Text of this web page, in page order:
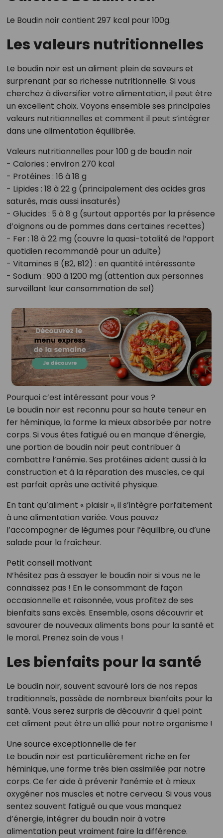
Le Boudin noir contient 297 kcal pour 100g.
Les valeurs nutritionnelles
Le boudin noir est un aliment plein de saveurs et
surprenant par sa richesse nutritionnelle. Si vous
cherchez à diversifier votre alimentation, il peut être
un excellent choix. Voyons ensemble ses principales
valeurs nutritionnelles et comment il peut s’intégrer
dans une alimentation équilibrée.
Valeurs nutritionnelles pour 100 g de boudin noir
- Calories : environ 270 kcal
- Protéines : 16 à 18 g
- Lipides : 18 à 22 g (principalement des acides gras
saturés, mais aussi insaturés)
- Glucides : 5 à 8 g (surtout apportés par la présence
d’oignons ou de pommes dans certaines recettes)
- Fer : 18 à 22 mg (couvre la quasi-totalité de l’apport
quotidien recommandé pour un adulte)
- Vitamines B (B2, B12) : en quantité intéressante
- Sodium : 900 à 1200 mg (attention aux personnes
surveillant leur consommation de sel)
Pourquoi c’est intéressant pour vous ?
Le boudin noir est reconnu pour sa haute teneur en
fer héminique, la forme la mieux absorbée par notre
corps. Si vous êtes fatigué ou en manque d’énergie,
une portion de boudin noir peut contribuer à
combattre l’anémie. Ses protéines aident aussi à la
construction et à la réparation des muscles, ce qui
est parfait après une activité physique.
En tant qu’aliment « plaisir », il s’intègre parfaitement
à une alimentation variée. Vous pouvez
l’accompagner de légumes pour l’équilibre, ou d’une
salade pour la fraîcheur.
Petit conseil motivant
N’hésitez pas à essayer le boudin noir si vous ne le
connaissez pas ! En le consommant de façon
occasionnelle et raisonnée, vous profitez de ses
bienfaits sans excès. Ensemble, osons découvrir et
savourer de nouveaux aliments bons pour la santé et
le moral. Prenez soin de vous !
Les bienfaits pour la santé
Le boudin noir, souvent savouré lors de nos repas
traditionnels, possède de nombreux bienfaits pour la
santé. Vous serez surpris de découvrir à quel point
cet aliment peut être un allié pour notre organisme !
Une source exceptionnelle de fer
Le boudin noir est particulièrement riche en fer
héminique, une forme très bien assimilée par notre
corps. Ce fer aide à prévenir l’anémie et à mieux
oxygéner nos muscles et notre cerveau. Si vous vous
sentez souvent fatigué ou que vous manquez
d’énergie, intégrer du boudin noir à votre
alimentation peut vraiment faire la différence.